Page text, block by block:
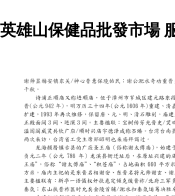
英雄山保健品批發市場